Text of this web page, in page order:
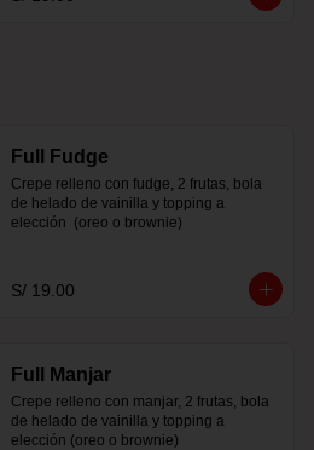
Full Fudge
Crepe relleno con fudge, 2 frutas, bola
de helado de vainilla y topping a
elección  (oreo o brownie)
S/ 19.00
Full Manjar
Crepe relleno con manjar, 2 frutas, bola
de helado de vainilla y topping a
elección (oreo o brownie)